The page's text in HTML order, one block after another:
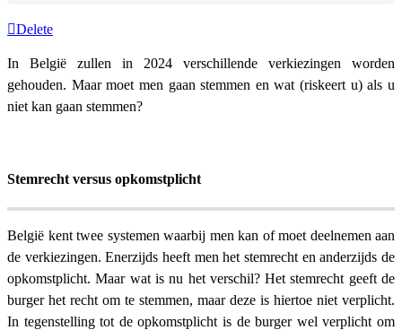
Delete
In België zullen in 2024 verschillende verkiezingen worden
gehouden. Maar moet men gaan stemmen en wat (riskeert u) als u
niet kan gaan stemmen?
Stemrecht versus opkomstplicht
België kent twee systemen waarbij men kan of moet deelnemen aan
de verkiezingen. Enerzijds heeft men het stemrecht en anderzijds de
opkomstplicht. Maar wat is nu het verschil? Het stemrecht geeft de
burger het recht om te stemmen, maar deze is hiertoe niet verplicht.
In tegenstelling tot de opkomstplicht is de burger wel verplicht om